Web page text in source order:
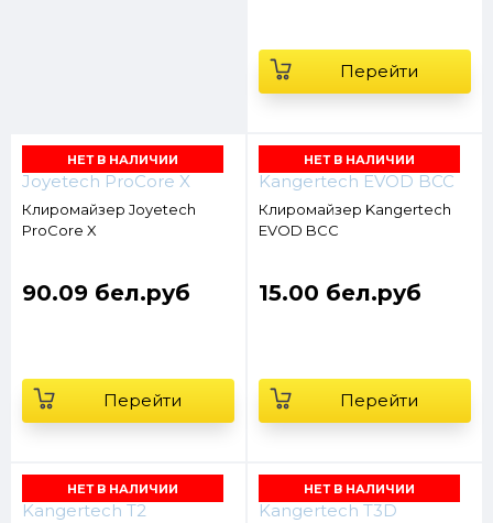
Перейти
НЕТ В НАЛИЧИИ
Клиромайзер Joyetech
ProCore X
90.09 бел.руб
Перейти
НЕТ В НАЛИЧИИ
Клиромайзер Kangertech
EVOD BCC
15.00 бел.руб
Перейти
НЕТ В НАЛИЧИИ НЕТ В НАЛИЧИИ